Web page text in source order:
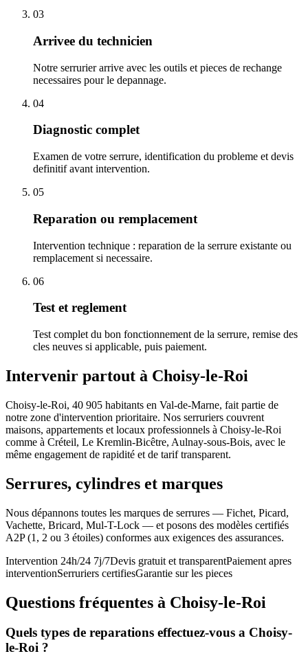
03
Arrivee du technicien
Notre serrurier arrive avec les outils et pieces de rechange
necessaires pour le depannage.
04
Diagnostic complet
Examen de votre serrure, identification du probleme et devis
definitif avant intervention.
05
Reparation ou remplacement
Intervention technique : reparation de la serrure existante ou
remplacement si necessaire.
06
Test et reglement
Test complet du bon fonctionnement de la serrure, remise des
cles neuves si applicable, puis paiement.
Intervenir partout à Choisy-le-Roi
Choisy-le-Roi, 40 905 habitants en Val-de-Marne, fait partie de
notre zone d'intervention prioritaire. Nos serruriers couvrent
maisons, appartements et locaux professionnels à Choisy-le-Roi
comme à Créteil, Le Kremlin-Bicêtre, Aulnay-sous-Bois, avec le
même engagement de rapidité et de tarif transparent.
Serrures, cylindres et marques
Nous dépannons toutes les marques de serrures — Fichet, Picard,
Vachette, Bricard, Mul-T-Lock — et posons des modèles certifiés
A2P (1, 2 ou 3 étoiles) conformes aux exigences des assurances.
Intervention 24h/24 7j/7Devis gratuit et transparentPaiement apres
interventionSerruriers certifiesGarantie sur les pieces
Questions fréquentes à Choisy-le-Roi
Quels types de reparations effectuez-vous a Choisy-
le-Roi ?